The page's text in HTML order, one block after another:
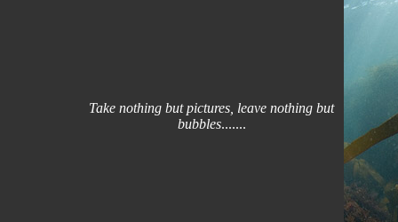
Take nothing but pictures, leave nothing but
bubbles.......